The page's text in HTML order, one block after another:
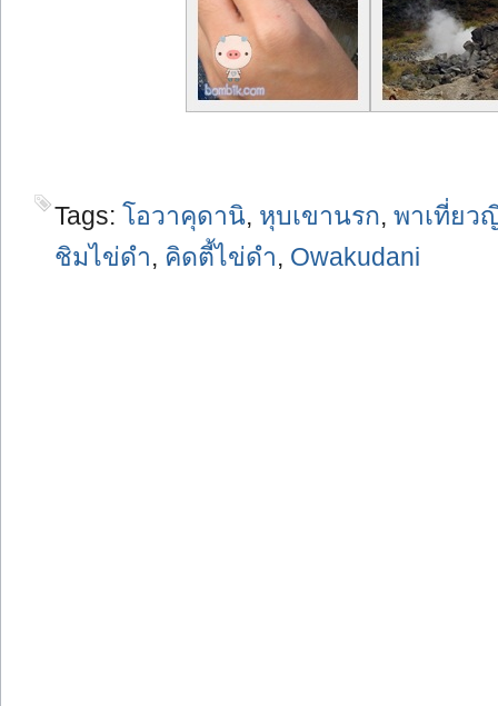
Tags: โอวาคุดานิ, หุบเขานรก, พาเที่ยว
ชิมไข่ดำ, คิดตี้ไข่ดำ, Owakudani